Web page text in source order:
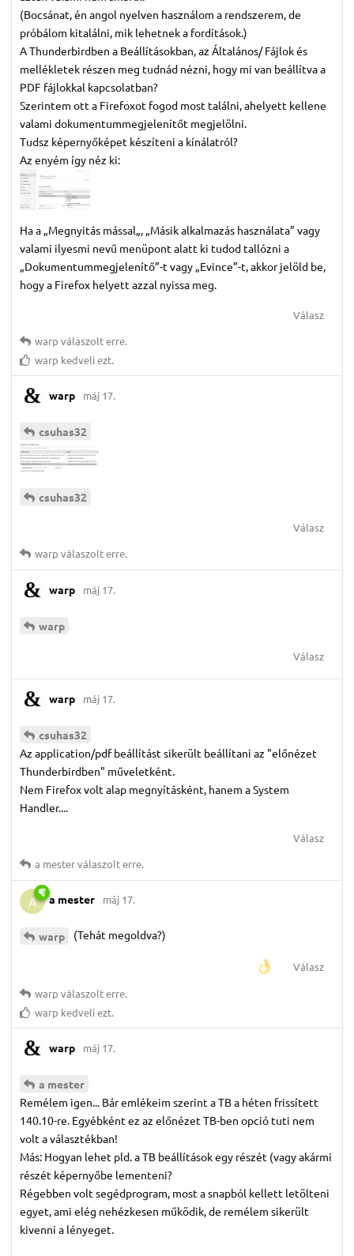
(Bocsánat, én angol nyelven használom a rendszerem, de
próbálom kitalálni, mik lehetnek a fordítások.)
A Thunderbirdben a Beállításokban, az Általános/ Fájlok és
mellékletek részen meg tudnád nézni, hogy mi van beállítva a
PDF fájlokkal kapcsolatban?
Szerintem ott a Firefoxot fogod most találni, ahelyett kellene
valami dokumentummegjelenítőt megjelölni.
Tudsz képernyőképet készíteni a kínálatról?
Az enyém így néz ki:
Ha a „Megnyitás mással„, „Másik alkalmazás használata” vagy
valami ilyesmi nevű menüpont alatt ki tudod tallózni a
„Dokumentummegjelenítő”-t vagy „Evince”-t, akkor jelöld be,
hogy a Firefox helyett azzal nyissa meg.
Válasz
warp válaszolt erre.
warp kedveli ezt.
warp máj 17.
csuhas32
csuhas32
Válasz
warp válaszolt erre.
warp máj 17.
warp
Válasz
warp máj 17.
csuhas32
Az application/pdf beállítást sikerült beállítani az "előnézet
Thunderbirdben" műveletként.
Nem Firefox volt alap megnyításként, hanem a System
Handler....
Válasz
a mesterválaszolt erre.
A a mester máj 17.
warp (Tehát megoldva?)
Válasz
warp válaszolt erre.
warp kedveli ezt.
warp máj 17.
a mester
Remélem igen... Bár emlékeim szerint a TB a héten frissített
140.10-re. Egyébként ez az előnézet TB-ben opció tuti nem
volt a választékban!
Más: Hogyan lehet pld. a TB beállítások egy részét (vagy akármi
részét képernyőbe lementeni?
Régebben volt segédprogram, most a snapból kellett letölteni
egyet, ami elég nehézkesen működik, de remélem sikerült
kivenni a lényeget.